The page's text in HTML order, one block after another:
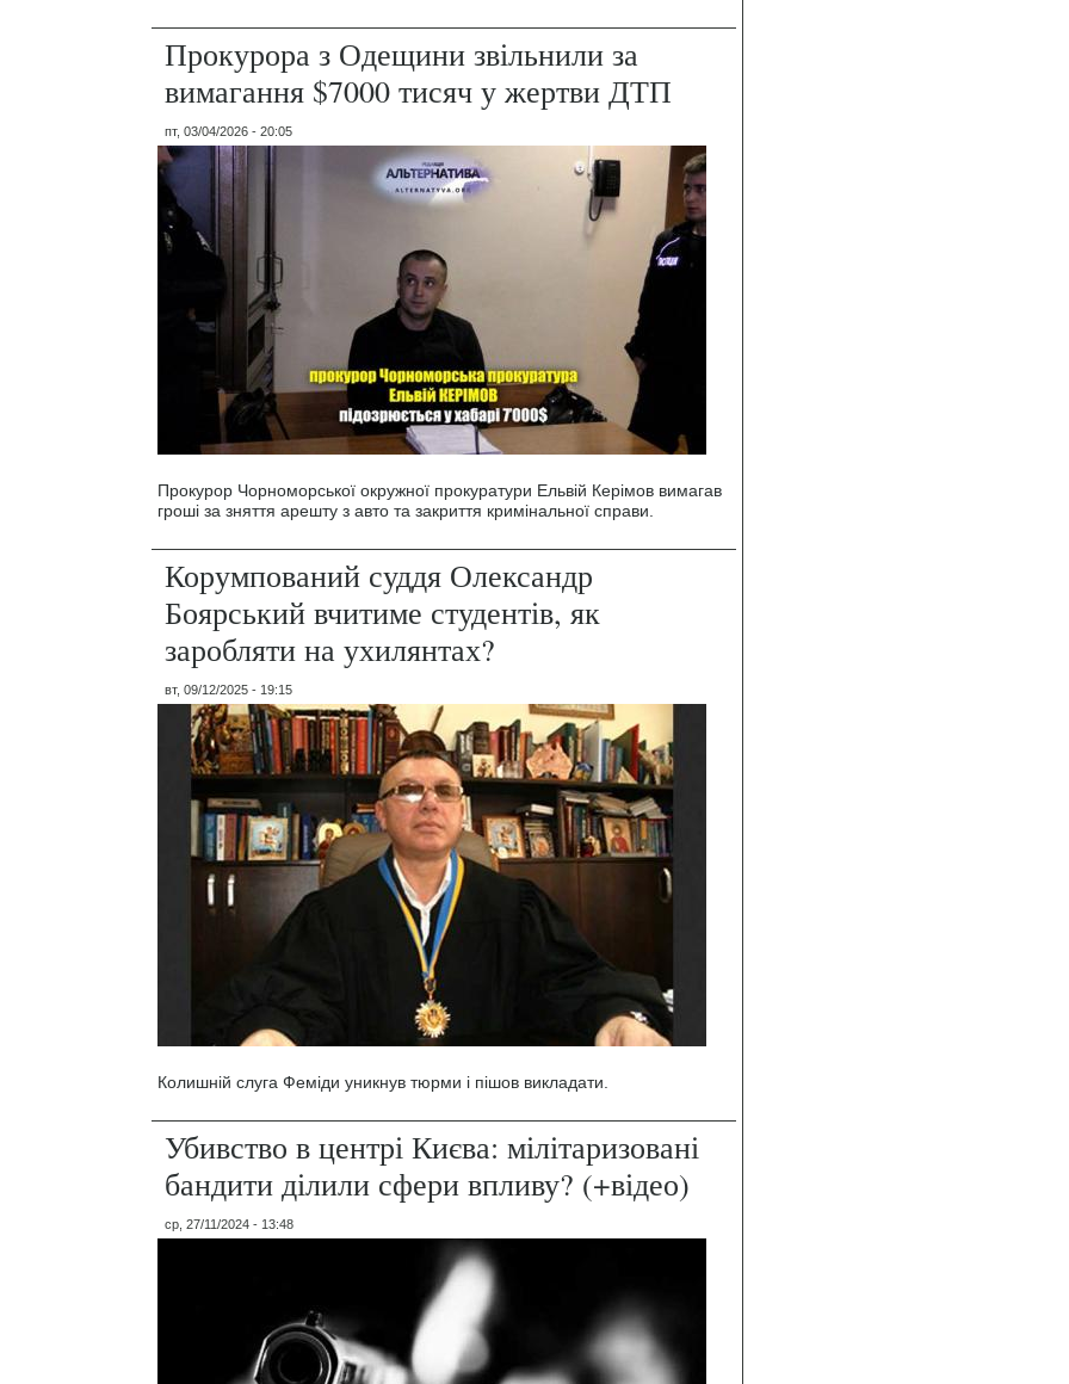
Прокурора з Одещини звільнили за
вимагання $7000 тисяч у жертви ДТП
пт, 03/04/2026 - 20:05
Прокурор Чорноморської окружної прокуратури Ельвій Керімов вимагав
гроші за зняття арешту з авто та закриття кримінальної справи.
Корумпований суддя Олександр
Боярський вчитиме студентів, як
заробляти на ухилянтах?
вт, 09/12/2025 - 19:15
Колишній слуга Феміди уникнув тюрми і пішов викладати.
Убивство в центрі Києва: мілітаризовані
бандити ділили сфери впливу? (+відео)
ср, 27/11/2024 - 13:48